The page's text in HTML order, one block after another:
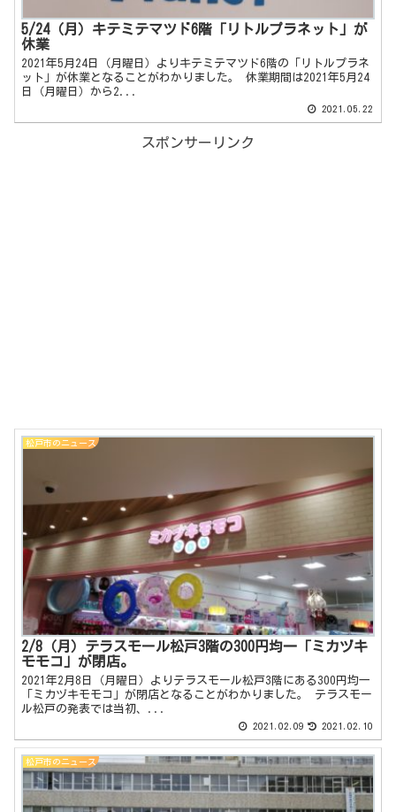
5/24（月）キテミテマツド6階「リトルプラネット」が
休業
2021年5月24日（月曜日）よりキテミテマツド6階の「リトルプラネ
ット」が休業となることがわかりました。 休業期間は2021年5月24
日（月曜日）から2...
2021.05.22
スポンサーリンク
松戸市のニュース
2/8（月）テラスモール松戸3階の300円均一「ミカヅキ
モモコ」が閉店。
2021年2月8日（月曜日）よりテラスモール松戸3階にある300円均一
「ミカヅキモモコ」が閉店となることがわかりました。 テラスモー
ル松戸の発表では当初、...
2021.02.09 2021.02.10
松戸市のニュース